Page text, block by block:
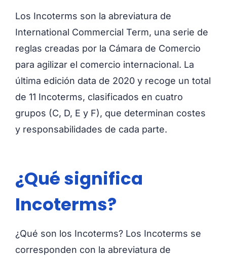
Los Incoterms son la abreviatura de
International Commercial Term, una serie de
reglas creadas por la Cámara de Comercio
para agilizar el comercio internacional. La
última edición data de 2020 y recoge un total
de 11 Incoterms, clasificados en cuatro
grupos (C, D, E y F), que determinan costes
y responsabilidades de cada parte.
¿Qué significa
Incoterms?
¿Qué son los Incoterms? Los Incoterms se
corresponden con la abreviatura de